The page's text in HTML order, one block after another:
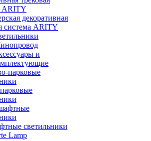
декоративная
система ARITY
и
светильники
Lamp